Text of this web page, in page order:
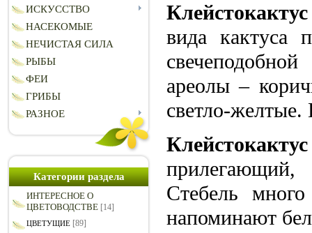
ИСКУССТВО
НАСЕКОМЫЕ
НЕЧИСТАЯ СИЛА
РЫБЫ
ФЕИ
ГРИБЫ
РАЗНОЕ
Категории раздела
ИНТЕРЕСНОЕ О
ЦВЕТОВОДСТВЕ [14]
ЦВЕТУЩИЕ [89]
вида кактуса
ареолы –
светло-желтые.
прилегающий,
Стебель
напоминают